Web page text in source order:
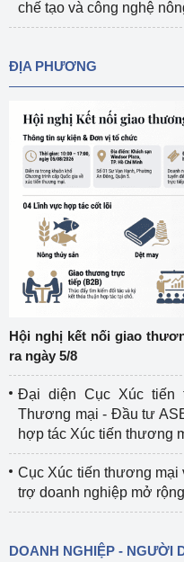
chế tạo và công nghệ
ĐỊA PHƯƠNG
Hội nghị kết nối giao
ra ngày 5/8
Đại diện Cục Xúc tiến
Thương mại - Đầu tư
hợp tác Xúc tiến thương
Cục Xúc tiến thương mại
trợ doanh nghiệp mở
DOANH NGHIỆP - NGƯỜI